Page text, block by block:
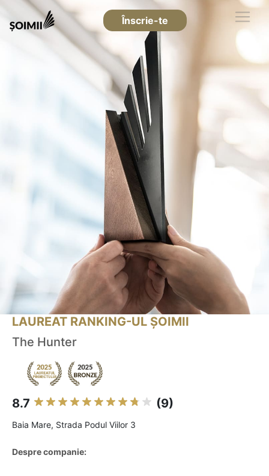
Înscrie-te
LAUREAT RANKING-UL ȘOIMII
The Hunter
8.7 (9)
Baia Mare, Strada Podul Viilor 3
Despre companie: